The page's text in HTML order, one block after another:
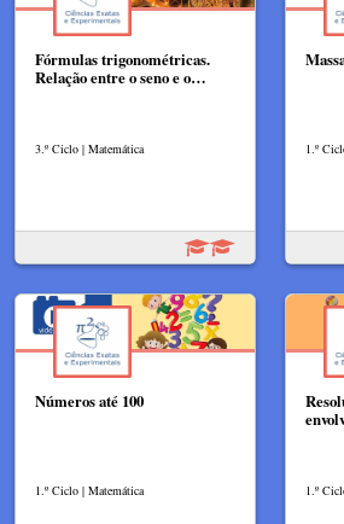
Fórmulas trigonométricas.
Relação entre o seno e o…
3.º Ciclo | Matemática 1.º
Números até 100
1.º Ciclo | Matemática 1.º